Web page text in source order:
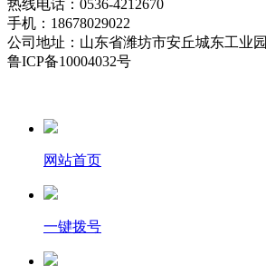
热线电话：0536-4212670
手机：18678029022
公司地址：山东省潍坊市安丘城东工业园
鲁ICP备10004032号
网站首页
一键拨号